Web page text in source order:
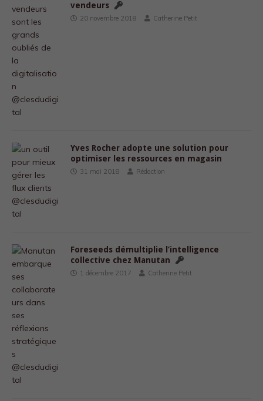
vendeurs
20 novembre 2018 Catherine Petit
Yves Rocher adopte une solution pour
optimiser les ressources en magasin
31 mai 2018 Rédaction
Foreseeds démultiplie l’intelligence
collective chez Manutan
1 décembre 2017 Catherine Petit